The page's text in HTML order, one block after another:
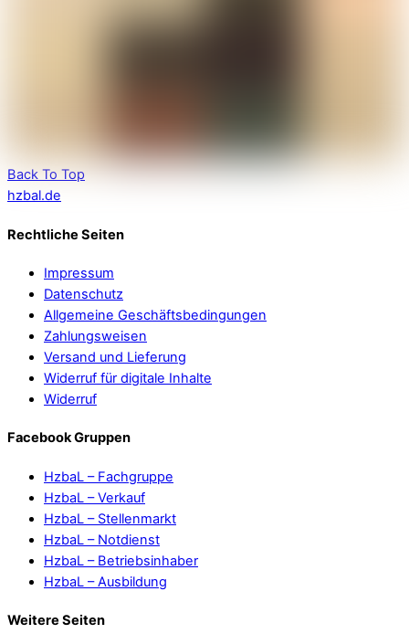
Back To Top
hzbal.de
Rechtliche Seiten
Impressum
Datenschutz
Allgemeine Geschäftsbedingungen
Zahlungsweisen
Versand und Lieferung
Widerruf für digitale Inhalte
Widerruf
Facebook Gruppen
HzbaL – Fachgruppe
HzbaL – Verkauf
HzbaL – Stellenmarkt
HzbaL – Notdienst
HzbaL – Betriebsinhaber
HzbaL – Ausbildung
Weitere Seiten